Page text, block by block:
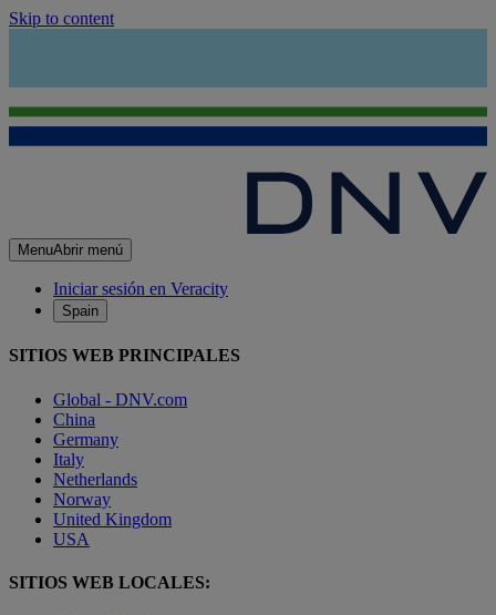
Skip to content
MenuAbrir menú
Iniciar sesión en Veracity
Spain
SITIOS WEB PRINCIPALES
Global - DNV.com
China
Germany
Italy
Netherlands
Norway
United Kingdom
USA
SITIOS WEB LOCALES: